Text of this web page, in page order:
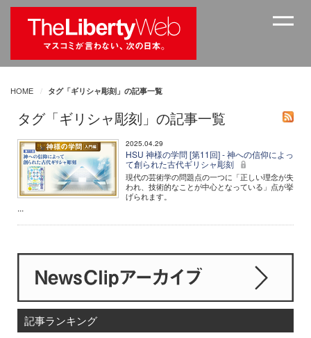
HOME タグ「ギリシャ彫刻」の記事一覧
タグ「ギリシャ彫刻」の記事一覧
2025.04.29
HSU 神様の学問 [第11回] - 神への信仰によっ
て創られた古代ギリシャ彫刻
現代の芸術学の問題点の一つに「正しい理念が失
われ、技術的なことが中心となっている」点が挙
げられます。
...
記事ランキング